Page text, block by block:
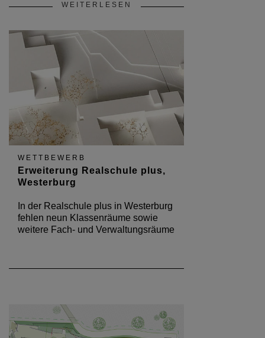
WEITERLESEN
WETTBEWERB
Erweiterung Realschule plus,
Westerburg
In der Realschule plus in Westerburg
fehlen neun Klassenräume sowie
weitere Fach- und Verwaltungsräume